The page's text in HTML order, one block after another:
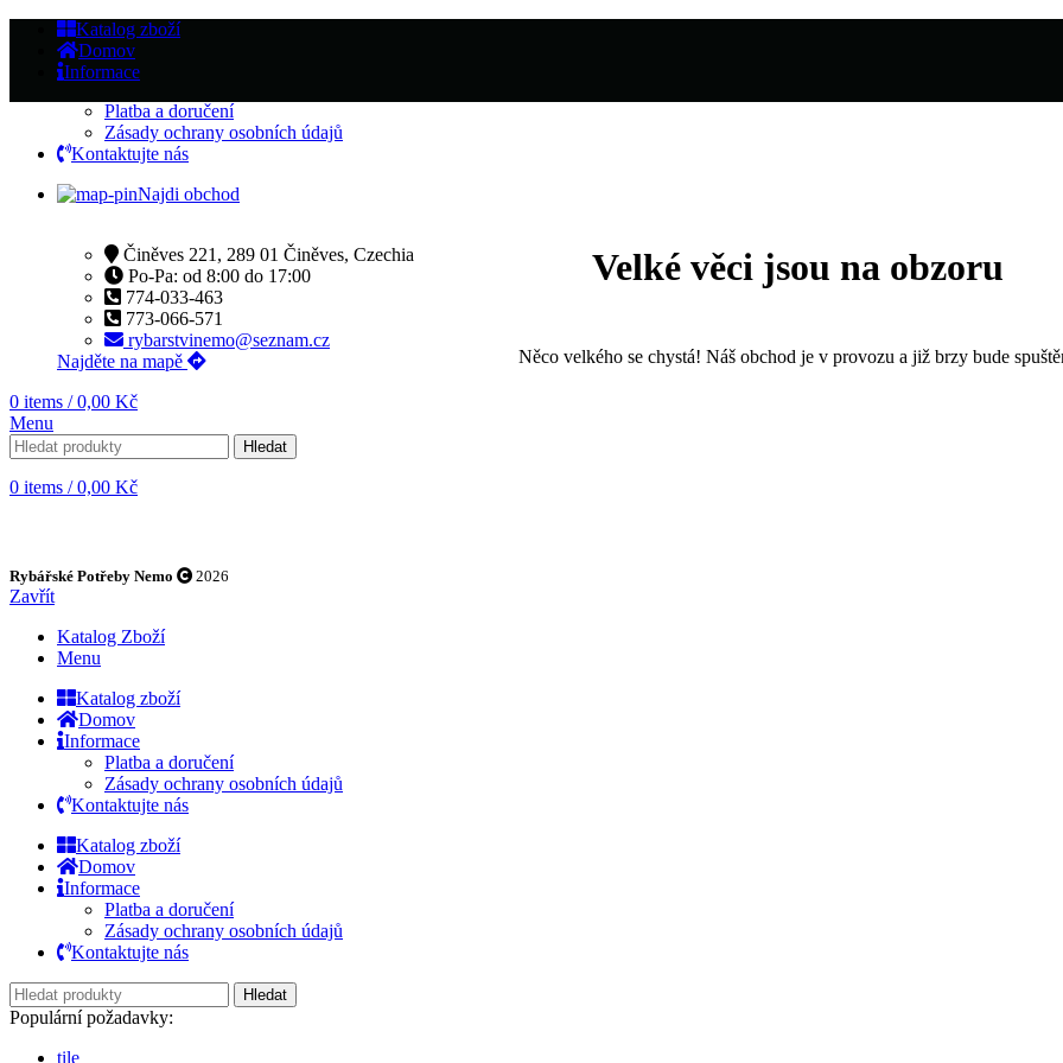
Katalog zboží
Domov
Informace
Platba a doručení
Zásady ochrany osobních údajů
Kontaktujte nás
Najdi obchod
Činěves 221, 289 01 Činěves, Czechia
Po-Pa: od 8:00 do 17:00
774-033-463
773-066-571
rybarstvinemo@seznam.cz
Najděte na mapě
0 items / 0,00 Kč
Menu
Hledat
0 items / 0,00 Kč
Velké věci jsou na obzoru
Něco velkého se chystá! Náš obchod je v provozu a již brzy bude
Rybářské Potřeby Nemo 2026
Zavřít
Katalog Zboží
Menu
Katalog zboží
Domov
Informace
Platba a doručení
Zásady ochrany osobních údajů
Kontaktujte nás
Katalog zboží
Domov
Informace
Platba a doručení
Zásady ochrany osobních údajů
Kontaktujte nás
Hledat
Populární požadavky:
tile